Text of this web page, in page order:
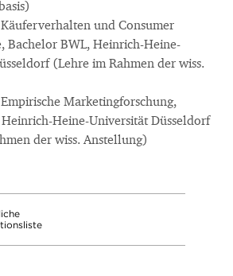
und Consumer
Bachelor BWL, Heinrich-Heine-
(Lehre im Rahmen der wiss.
Marketingforschung,
Heine-Universität Düsseldorf
der wiss. Anstellung)